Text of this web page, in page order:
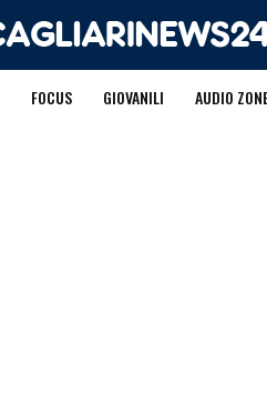
FOCUS GIOVANILI AUDIO